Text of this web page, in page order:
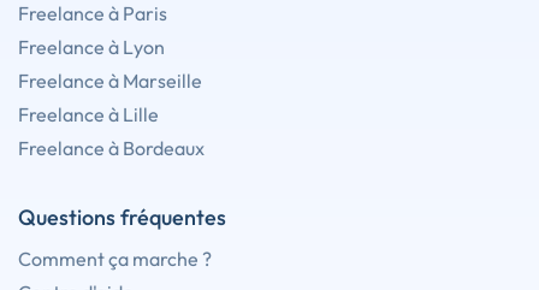
Freelance à Paris
Freelance à Lyon
Freelance à Marseille
Freelance à Lille
Freelance à Bordeaux
Questions fréquentes
Comment ça marche ?